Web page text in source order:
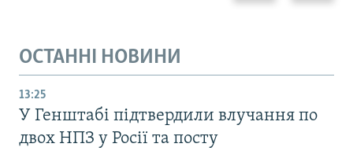
ОСТАННІ НОВИНИ
13:25
У Генштабі підтвердили влучання по
двох НПЗ у Росії та посту